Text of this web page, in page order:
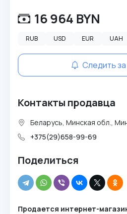
16 964 BYN
RUB USD EUR UAH
Следить
Контакты продавца
Беларусь, Минская обл.,
+375(29)658-99-69
Поделиться
Продается интернет-